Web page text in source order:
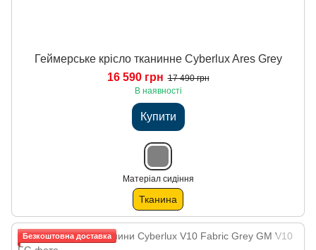
Геймерське крісло тканинне Cyberlux Ares Grey
16 590 грн 17 490 грн
В наявності
Купити
Матеріал сидіння
Тканина
Безкоштовна доставка